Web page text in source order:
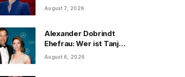
Wolfgang Link, Beruf
August 7, 2026
Alexander Dobrindt
Ehefrau: Wer ist Tanja
Käser?
August 6, 2026